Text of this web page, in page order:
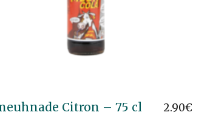
Citron – 75 cl 2.90€